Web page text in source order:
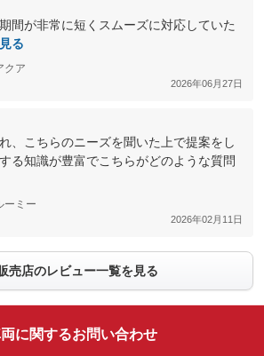
間が非常に短くスムーズに対応していた
る
クア
2026年06月27日
、こちらのニーズを聞いた上で提案をし
る知識が豊富でこちらがどのような質問
ーミー
2026年02月11日
売店のレビュー一覧を見る
に関するお問い合わせ